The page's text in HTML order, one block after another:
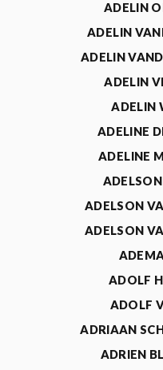
ADELIN
ADELIN
ADELIN
ADELIN
ADELIN
ADELINE
ADELINE
ADELSON
ADELSON
ADOLF
ADOLF
ADRIAAN
ADRIEN